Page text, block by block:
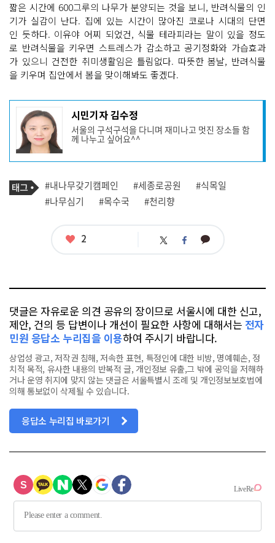
짧은 시간에 600그루의 나무가 분양되는 것을 보니, 반려식물의 인
기가 실감이 난다. 집에 있는 시간이 많아진 코로나 시대의 단면
인 듯하다. 이유야 어찌 되었건, 식물 테라피라는 말이 있을 정도
로 반려식물을 키우면 스트레스가 감소하고 공기정화와 가습효과
가 있으니 건전한 취미생활임은 틀림없다. 따뜻한 봄날, 반려식물
을 키우며 집안에서 봄을 맞이해봐도 좋겠다.
기
사
작
성
자
프
필
시민기자 김수정
서울의 구석구석을 다니며 재미나고 멋진 장소들 함
께 나누고 싶어요^^
기
사
관
련
태
그
#내나무갖기캠페인 #세종로공원
#식목일
#나무심기
#목수국 #천리향
좋
2 트 페 카
댓글은 자유로운 의견 공유의 장이므로 서울시에 대한 신고,
제안, 건의 등 답변이나 개선이 필요한 사항에 대해서는 전자
민원 응답소 누리집을 이용하여 주시기 바랍니다.
상업성 광고, 저작권 침해, 저속한 표현, 특정인에 대한 비방, 명예훼손, 정
치적 목적, 유사한 내용의 반복적 글, 개인정보 유출,그 밖에 공익을 저해하
거나 운영 취지에 맞지 않는 댓글은 서울특별시 조례 및 개인정보보호법에
의해 통보없이 삭제될 수 있습니다.
응답소 누리집 바로가기